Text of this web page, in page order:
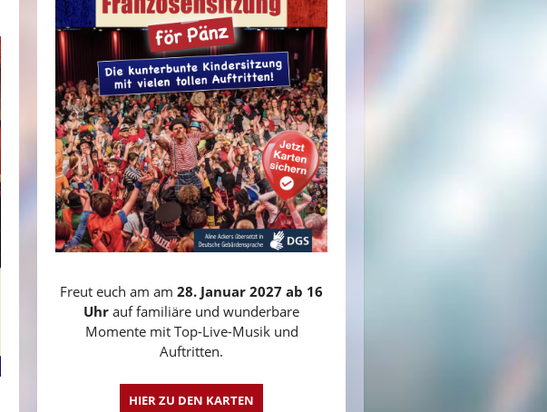
Freut euch am am 28. Januar 2027 ab 16
Uhr auf familiäre und wunderbare
Momente mit Top-Live-Musik und
Auftritten.
HIER ZU DEN KARTEN